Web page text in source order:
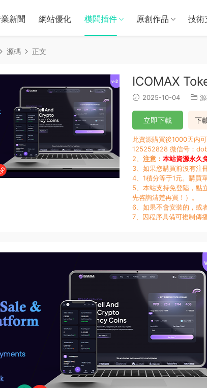
新聞 網站優化 模闆插件 原創作品 技術
源碼 正文
ICOMAX
2025-10-04
下
立即下載
此資源購買後1000天内
125252828 微信号：
2、 注意： 本站資源永久
3、如果您購買前沒有注
4、1積分等于1元。購買
5、本站支持免登陸，點
先咨詢清楚再買！）。
6、如果不會安裝的，或
7、因程序具備可複制傳